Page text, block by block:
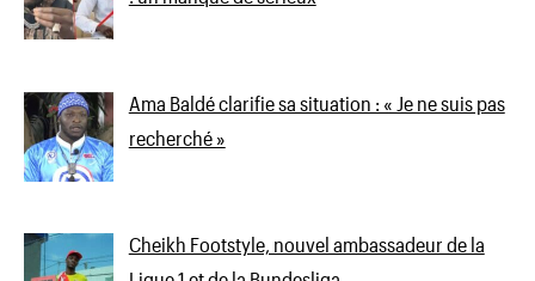
Ama Baldé clarifie sa situation : « Je ne suis pas
recherché »
Cheikh Footstyle, nouvel ambassadeur de la